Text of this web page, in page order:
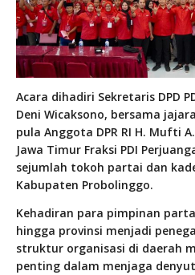
Acara dihadiri Sekretaris DPD
Deni Wicaksono, bersama
pula Anggota DPR RI H. Mufti
Jawa Timur Fraksi PDI
sejumlah tokoh partai dan
Kabupaten Probolinggo.
Kehadiran para pimpinan
hingga provinsi menjadi
struktur organisasi di daerah
penting dalam menjaga